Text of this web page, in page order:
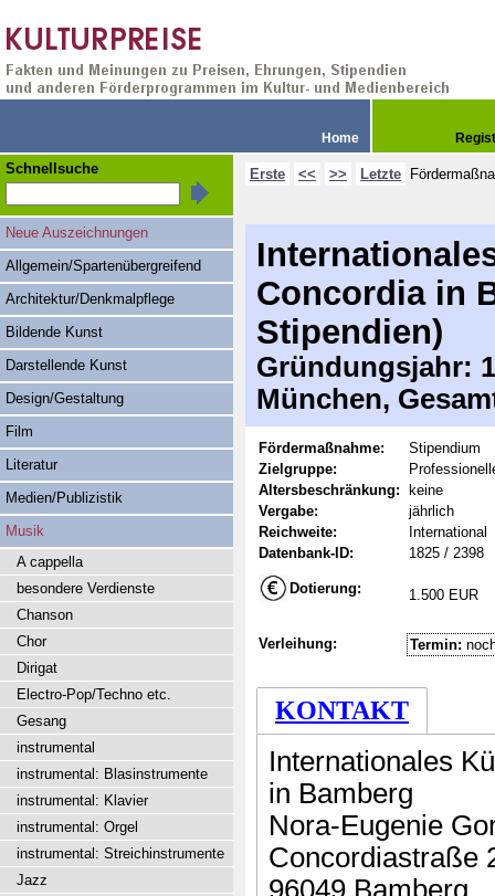
Home
Erste << >> Letzte
Concordia in
Stipendien)
Gründungsjahr:
München,
Fördermaßnahme:
Stipendium
Zielgruppe:
Altersbeschränkung:
keine
Vergabe:
jährlich
Reichweite:
International
Datenbank-ID:
1825 / 2398
Dotierung: 1.500 EUR
Verleihung: Termin:
KONTAKT
Internationales
in Bamberg
Nora-Eugenie
Concordiastraße
96049 Bamberg
Schnellsuche
Neue Auszeichnungen
Allgemein/Spartenübergreifend
Architektur/Denkmalpflege
Bildende Kunst
Darstellende Kunst
Design/Gestaltung
Film
Literatur
Medien/Publizistik
Musik
A cappella
besondere Verdienste
Chanson
Chor
Dirigat
Electro-Pop/Techno etc.
Gesang
instrumental
instrumental: Blasinstrumente
instrumental: Klavier
instrumental: Orgel
instrumental: Streichinstrumente
Jazz